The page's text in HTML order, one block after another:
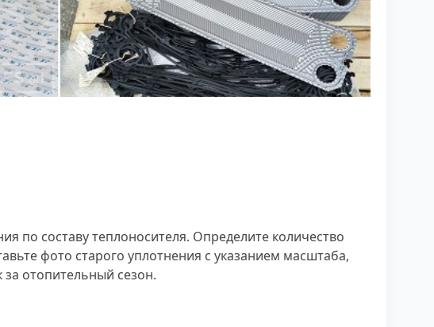
по составу теплоносителя. Определите количество
фото старого уплотнения с указанием масштаба,
отопительный сезон.